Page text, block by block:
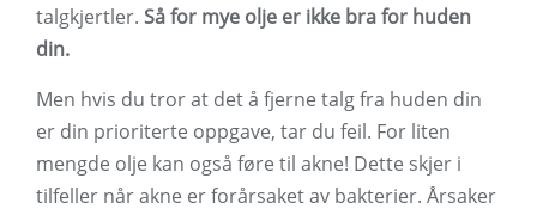
talgkjertler. Så for mye olje er ikke bra for huden
din.
Men hvis du tror at det å fjerne talg fra huden din
er din prioriterte oppgave, tar du feil. For liten
mengde olje kan også føre til akne! Dette skjer i
tilfeller når akne er forårsaket av bakterier. Årsaker